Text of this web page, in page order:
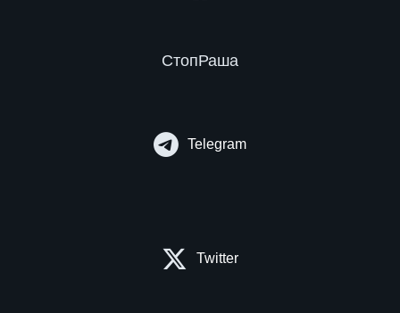
СтопРаша
Telegram
Twitter